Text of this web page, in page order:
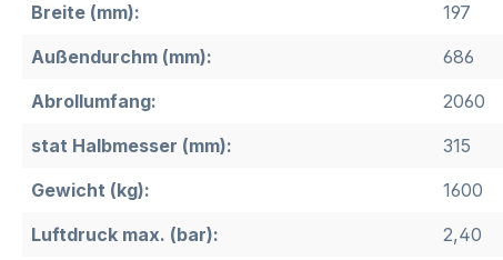
Breite (mm):
197
Außendurchm (mm):
686
Abrollumfang:
2060
stat Halbmesser (mm):
315
Gewicht (kg):
1600
Luftdruck max. (bar):
2,40